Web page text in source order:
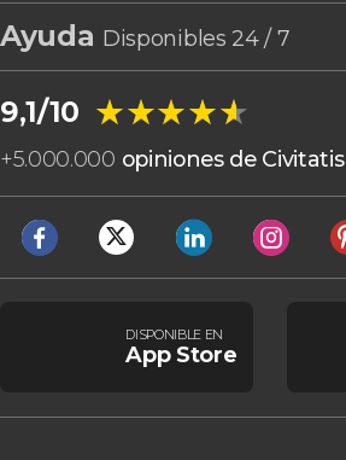
Ayuda Disponibles 24 / 7
9,1/10 ★★★★★
★★★★★
+5.000.000 opiniones de Civitatis
DISPONIBLE EN
App Store